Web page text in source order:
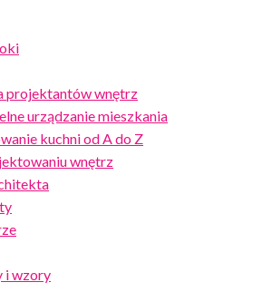
projektantów wnętrz
urządzanie mieszkania
kuchni od A do Z
wnętrz
i wzory